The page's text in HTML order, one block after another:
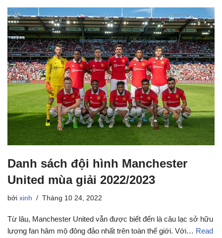
Danh sách đội hình Manchester
United mùa giải 2022/2023
bởi xinh Tháng 10 24, 2022
Từ lâu, Manchester United vẫn được biết đến là câu lạc sở hữu
lượng fan hâm mộ đông đảo nhất trên toàn thế giới. Với… Read